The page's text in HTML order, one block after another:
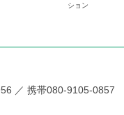
ション
／ 携帯080-9105-